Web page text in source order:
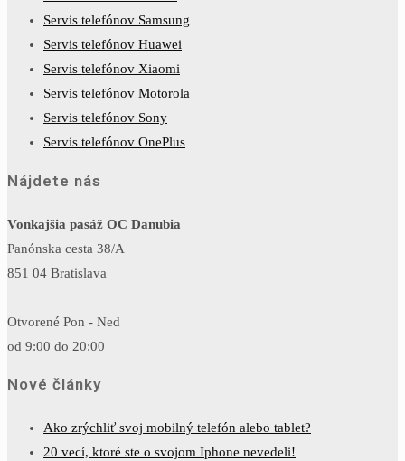
Servis telefónov Samsung
Servis telefónov Huawei
Servis telefónov Xiaomi
Servis telefónov Motorola
Servis telefónov Sony
Servis telefónov OnePlus
Nájdete nás
Vonkajšia pasáž OC Danubia
Panónska cesta 38/A
851 04 Bratislava
Otvorené Pon - Ned
od 9:00 do 20:00
Nové články
Ako zrýchliť svoj mobilný telefón alebo tablet?
20 vecí, ktoré ste o svojom Iphone nevedeli!